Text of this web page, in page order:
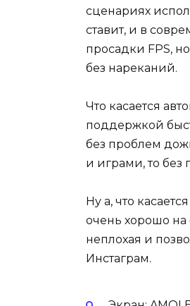
сценариях
ставит, и в
просадки FPS,
без нареканий.
Что касается
поддержкой
без проблем
и играми, то без
Ну а, что
очень хорошо
неплохая и
Инстаграм.